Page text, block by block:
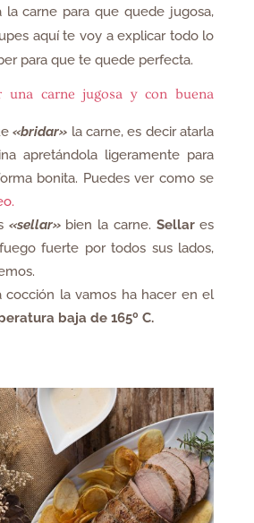
la carne para que quede jugosa,
aquí te voy a explicar todo lo
para que te quede perfecta.
una carne jugosa y con buena
«bridar» la carne, es decir atarla
apretándola ligeramente para
bonita. Puedes ver como se
«sellar»bien la carne. Sellares
fuerte por todos sus lados,
cocción la vamos ha hacer en el
baja de 165º C.